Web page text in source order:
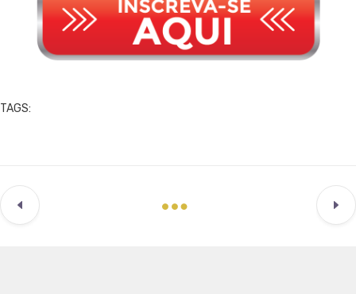
TAGS: